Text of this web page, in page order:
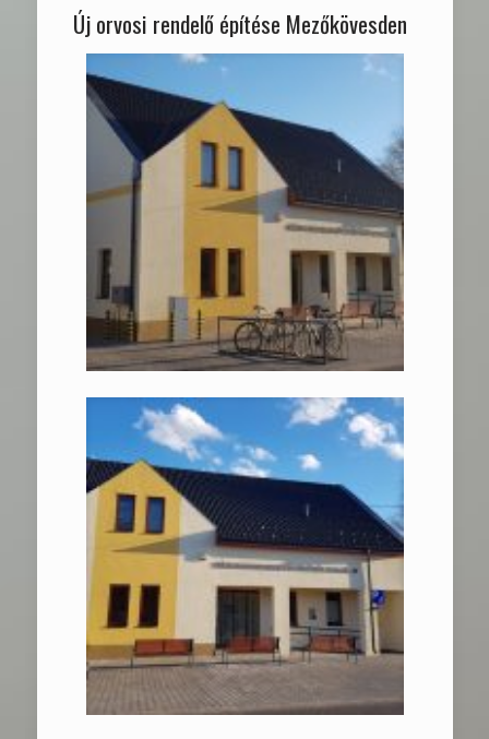
Új orvosi rendelő építése Mezőkövesden